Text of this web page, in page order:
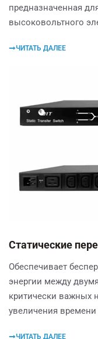
предназначенная
высоковольтного
ЧИТАТЬ ДАЛЕЕ
Статические
Обеспечивает
энергии между
критически важных
увеличения
ЧИТАТЬ ДАЛЕЕ